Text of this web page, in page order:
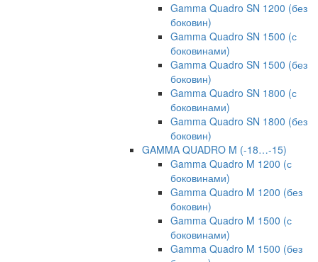
Gamma Quadro SN 1200 (без
боковин)
Gamma Quadro SN 1500 (с
боковинами)
Gamma Quadro SN 1500 (без
боковин)
Gamma Quadro SN 1800 (с
боковинами)
Gamma Quadro SN 1800 (без
боковин)
GAMMA QUADRO M (-18…-15)
Gamma Quadro M 1200 (с
боковинами)
Gamma Quadro M 1200 (без
боковин)
Gamma Quadro M 1500 (с
боковинами)
Gamma Quadro M 1500 (без